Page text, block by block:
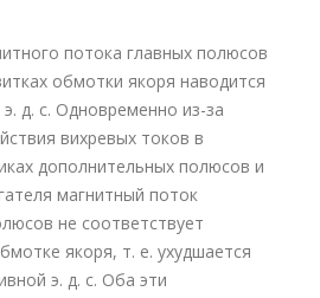
потока главных полюсов
обмотки якоря наводится
д. с. Одновременно из-за
вихревых токов в
дополнительных полюсов и
магнитный поток
не соответствует
якоря, т. е. ухудшается
э. д. с. Оба эти